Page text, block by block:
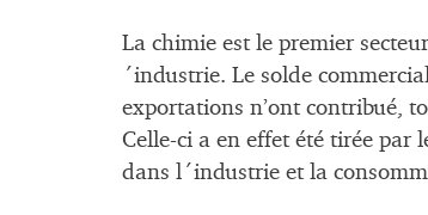
La chimie est le premier
´industrie. Le solde
exportations n’ont contribué,
Celle-ci a en effet été tirée par
dans l´industrie et la